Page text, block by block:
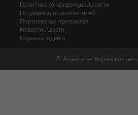
Политика конфиденциальности
Поддержка пользователей
Партнерская программа
Новости Адвего
Сервисы Адвего
© Адвего — биржа